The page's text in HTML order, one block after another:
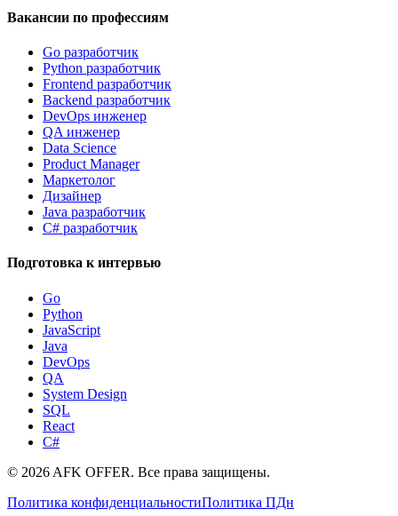
Вакансии по профессиям
Go разработчик
Python разработчик
Frontend разработчик
Backend разработчик
DevOps инженер
QA инженер
Data Science
Product Manager
Маркетолог
Дизайнер
Java разработчик
C# разработчик
Подготовка к интервью
Go
Python
JavaScript
Java
DevOps
QA
System Design
SQL
React
C#
© 2026 AFK OFFER. Все права защищены.
Политика конфиденциальностиПолитика ПДн